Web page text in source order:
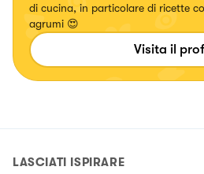
di cucina, in particolare di ricette
agrumi 😍
Visita il
LASCIATI ISPIRARE